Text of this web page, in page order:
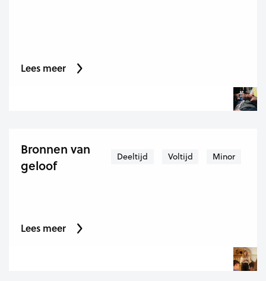
Lees meer
Bronnen van
geloof
Deeltijd Voltijd Minor
Lees meer